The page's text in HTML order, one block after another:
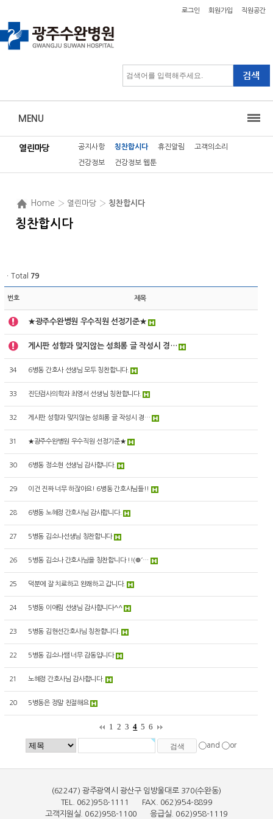
로그인 회원가입 직원공간
MENU
열린마당 공지사항 칭찬합시다 휴진알림 고객의소리
건강정보 건강정보 웹툰
Home › 열린마당 › 칭찬합시다
칭찬합시다
ㆍTotal 79
번호 제목
★광주수완병원 우수직원 선정기준★
게시판 성향과 맞지않는 성희롱 글 작성시 경…
34 6병동 간호사 선생님 모두 칭찬합니다.
33 진단검사의학과 최영서 선생님 칭찬합니다.
32 게시판 성향과 맞지않는 성희롱 글 작성시 경…
31 ★광주수완병원 우수직원 선정기준★
30 6병동 정소현 선생님 감사합니다.
29 이건 진짜 너무 하잖아요! 6병동 간호사님들!!
28 6병동 노혜정 간호사님 감사합니다.
27 5병동 김소나선생님 칭찬합니다
26 5병동 김소나 간호사님을 칭찬합니다 !!(❁´…
25 덕분에 잘 치료하고 완쾌하고 갑니다.
24 5병동 이애림 선생님 감사합니다^^
23 5병동 김현선간호사님 칭찬합니다.
22 5병동 김소나쌤 너무 감동입니다
21 노혜정 간호사님 감사합니다.
20 5병동은 정말 친절해요
1 2 3 4 5 6
and or
(62247) 광주광역시 광산구 임방울대로 370(수완동)
TEL. 062)958-1111 FAX. 062)954-8899
고객지원실. 062)958-1100 응급실. 062)958-1119